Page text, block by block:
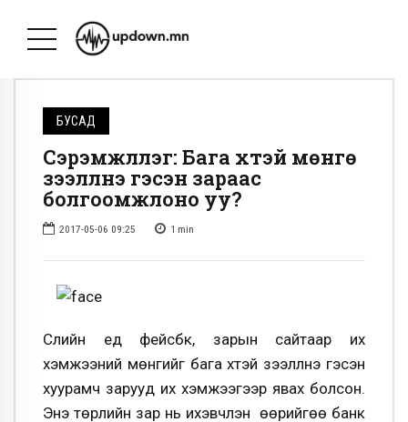
БУСАД
Сэрэмжлүүлэг: Бага хүүтэй мөнгө
зээлүүлнэ гэсэн зараас
болгоомжлоно уу?
2017-05-06 09:25 1 min
Сүүлийн үед фейсбүүк, зарын сайтаар их
хэмжээний мөнгийг бага хүүтэй зээлүүлнэ гэсэн
хуурамч зарууд их хэмжээгээр явах болсон.
Энэ төрлийн зар нь ихэвчлэн өөрийгөө банк